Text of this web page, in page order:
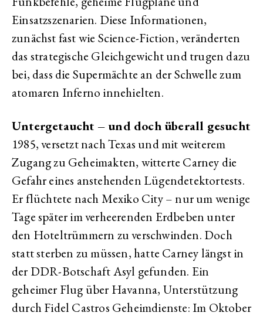
Einsatzszenarien. Diese Informationen,
zunächst fast wie Science-Fiction, veränderten
das strategische Gleichgewicht und trugen dazu
bei, dass die Supermächte an der Schwelle zum
atomaren Inferno innehielten.
Untergetaucht – und doch überall gesucht
1985, versetzt nach Texas und mit weiterem
Zugang zu Geheimakten, witterte Carney die
Gefahr eines anstehenden Lügendetektortests.
Er flüchtete nach Mexiko City – nur um wenige
Tage später im verheerenden Erdbeben unter
den Hoteltrümmern zu verschwinden. Doch
statt sterben zu müssen, hatte Carney längst in
der DDR-Botschaft Asyl gefunden. Ein
geheimer Flug über Havanna, Unterstützung
durch Fidel Castros Geheimdienste: Im Oktober